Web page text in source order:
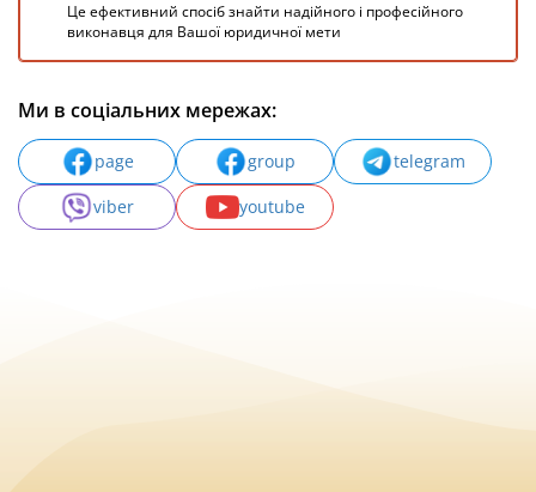
Це ефективний спосіб знайти надійного і професійного
виконавця для Вашої юридичної мети
Ми в соціальних мережах:
page group
telegram
viber
youtube